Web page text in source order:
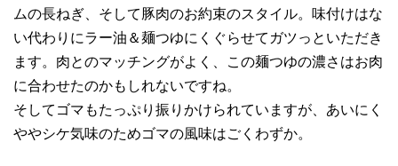
ムの長ねぎ、そして豚肉のお約束のスタイル。味付けはな
い代わりにラー油＆麺つゆにくぐらせてガツっといただき
ます。肉とのマッチングがよく、この麺つゆの濃さはお肉
に合わせたのかもしれないですね。
そしてゴマもたっぷり振りかけられていますが、あいにく
ややシケ気味のためゴマの風味はごくわずか。